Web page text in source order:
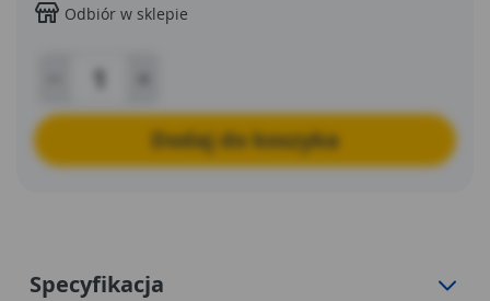
Odbiór w sklepie
Dodaj do koszyka
Specyfikacja